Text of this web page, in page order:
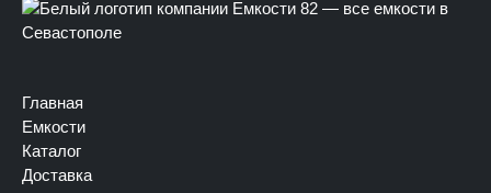
Главная
Емкости
Каталог
Доставка